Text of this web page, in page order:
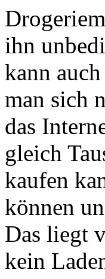
ihn
kann
man sich
das
gleich
kaufen
können
Das liegt
kein